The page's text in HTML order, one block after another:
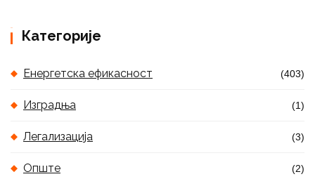
Категорије
Енергетска ефикасност (403)
Изградња (1)
Легализација (3)
Опште (2)